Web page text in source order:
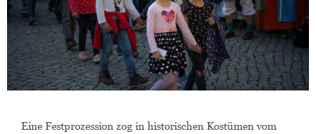
Eine Festprozession zog in historischen Kostümen vom